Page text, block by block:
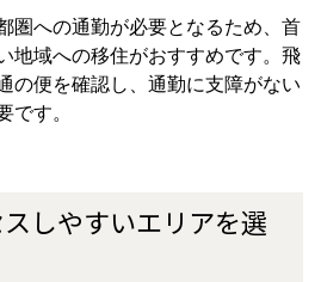
圏への通勤が必要となるため、首
地域への移住がおすすめです。飛
の便を確認し、通勤に支障がない
です。
しやすいエリアを選